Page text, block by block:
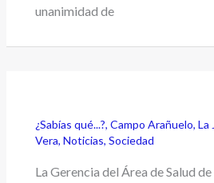
unanimidad de
¿Sabías qué...?,Campo Arañuelo,La
Vera,Noticias,Sociedad
La Gerencia del Área de Salud